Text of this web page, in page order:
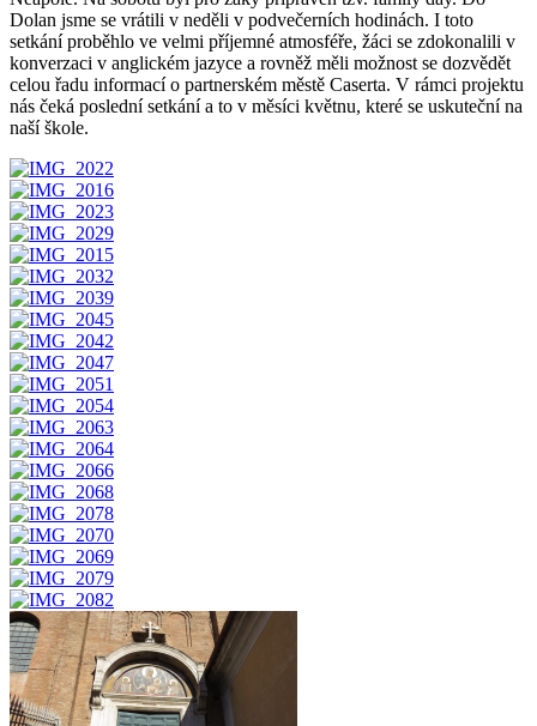
Dolan jsme se vrátili v neděli v podvečerních hodinách. I toto
setkání proběhlo ve velmi příjemné atmosféře, žáci se zdokonalili v
konverzaci v anglickém jazyce a rovněž měli možnost se dozvědět
celou řadu informací o partnerském městě Caserta. V rámci projektu
nás čeká poslední setkání a to v měsíci květnu, které se uskuteční na
naší škole.